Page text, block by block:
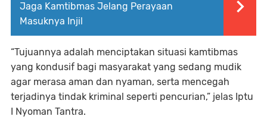
Jaga Kamtibmas Jelang Perayaan
Masuknya Injil
“Tujuannya adalah menciptakan situasi kamtibmas
yang kondusif bagi masyarakat yang sedang mudik
agar merasa aman dan nyaman, serta mencegah
terjadinya tindak kriminal seperti pencurian,” jelas Iptu
I Nyoman Tantra.